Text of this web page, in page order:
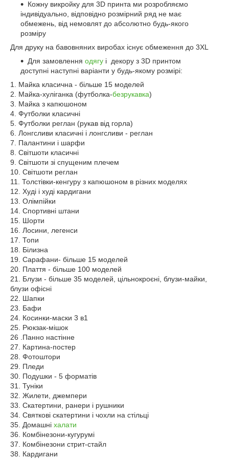
Кожну викройку для 3D принта ми розробляємо
індивідуально, відповідно розмірний ряд не має
обмежень, від немовлят до абсолютно будь-якого
розміру
Для друку на бавовняних виробах існує обмеження до 3XL
Для замовлення одягу і декору з 3D принтом
доступні наступні варіанти у будь-якому розмірі:
1. Майка класична - більше 15 моделей
2. Майка-хуліганка (футболка-безрукавка)
3. Майка з капюшоном
4. Футболки класичні
5. Футболки реглан (рукав від горла)
6. Лонгсливи класичні і лонгсливи - реглан
7. Палантини і шарфи
8. Світшоти класичні
9. Світшоти зі спущеним плечем
10. Світшоти реглан
11. Толстівки-кенгуру з капюшоном в різних моделях
12. Худі і худі кардигани
13. Олімпійки
14. Спортивні штани
15. Шорти
16. Лосини, легенси
17. Топи
18. Білизна
19. Сарафани- більше 15 моделей
20. Плаття - більше 100 моделей
21. Блузи - більше 35 моделей, цільнокроєні, блузи-майки,
блузи офісні
22. Шапки
23. Бафи
24. Косинки-маски 3 в1
25. Рюкзак-мішок
26 .Панно настінне
27. Картина-постер
28. Фотоштори
29. Пледи
30. Подушки - 5 форматів
31. Туніки
32. Жилети, джемпери
33. Скатертини, ранери і рушники
34. Святкові скатертини і чохли на стільці
35. Домашні халати
36. Комбінезони-кугурумі
37. Комбінезони стрит-стайл
38. Кардигани